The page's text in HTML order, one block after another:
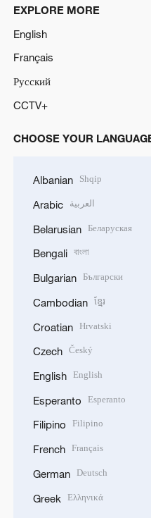
EXPLORE MORE
English
Français
Русский
CCTV+
CHOOSE YOUR
Albanian Shqip
Arabic العربية
Belarusian Беларуская
Bengali বাংলা
Bulgarian Български
Cambodian ខ្មែរ
Croatian Hrvatski
Czech Český
English English
Esperanto Esperanto
Filipino Filipino
French Français
German Deutsch
Greek Ελληνικά